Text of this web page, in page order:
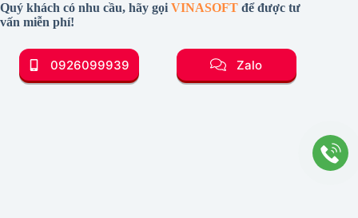
Quý khách có nhu cầu, hãy gọi VINASOFT để được tư
vấn miễn phí!
0926099939 Zalo